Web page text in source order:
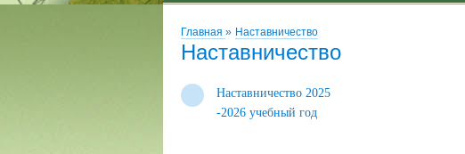
Главная » Наставничество
Наставничество
Наставничество 2025
-2026 учебный год